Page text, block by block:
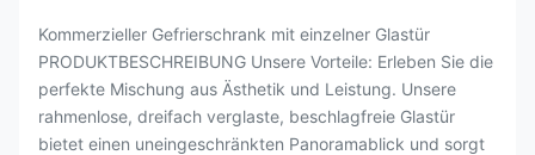
Kommerzieller Gefrierschrank mit einzelner Glastür
PRODUKTBESCHREIBUNG Unsere Vorteile: Erleben Sie die
perfekte Mischung aus Ästhetik und Leistung. Unsere
rahmenlose, dreifach verglaste, beschlagfreie Glastür
bietet einen uneingeschränkten Panoramablick und sorgt